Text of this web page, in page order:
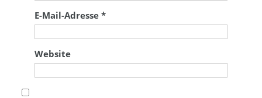
E-Mail-Adresse*
Website